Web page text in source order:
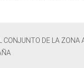
CONJUNTO DE LA